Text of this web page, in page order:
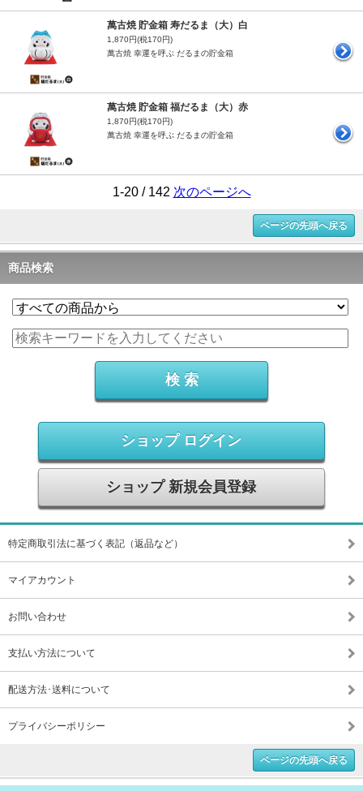
萬古焼 貯金箱 寿だるま（大）白
1,870円(税170円)
萬古焼 幸運を呼ぶ だるまの貯金箱
萬古焼 貯金箱 福だるま（大）赤
1,870円(税170円)
萬古焼 幸運を呼ぶ だるまの貯金箱
1-20 / 142 次のページへ
ページの先頭へ戻る
商品検索
ショップ ログイン
ショップ 新規会員登録
特定商取引法に基づく表記（返品など）
マイアカウント
お問い合わせ
支払い方法について
配送方法･送料について
プライバシーポリシー
ページの先頭へ戻る